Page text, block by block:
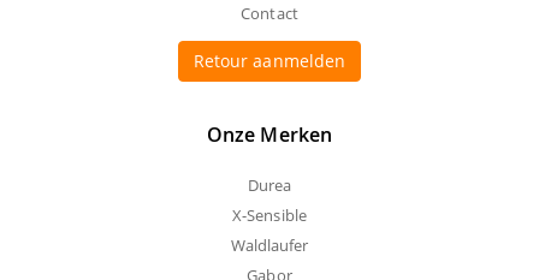
Contact
Retour aanmelden
Onze Merken
Durea
X-Sensible
Waldlaufer
Gabor